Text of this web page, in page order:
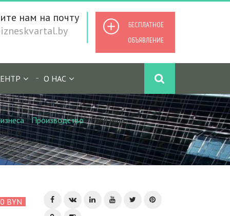
БЕСПЛАТНОЕ
ОБЪЯВЛЕНИЕ
нам на почту
О НАС
/Производство/Рекламно-
BYN